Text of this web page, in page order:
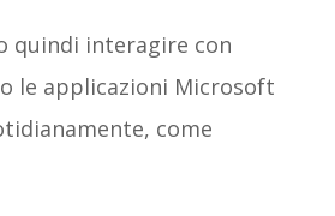
quindi interagire con
le applicazioni Microsoft
come